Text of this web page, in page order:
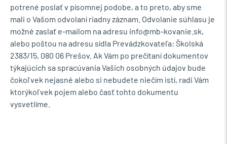
potrené poslať v písomnej podobe, a to preto, aby sme
mali o Vašom odvolaní riadny záznam. Odvolanie súhlasu je
možné zaslať e-mailom na adresu info@mb-kovanie.sk,
alebo poštou na adresu sídla Prevádzkovateľa: Školská
2383/15, 080 06 Prešov. Ak Vám po prečítaní dokumentov
týkajúcich sa spracúvania Vašich osobných údajov bude
čokoľvek nejasné alebo si nebudete niečím istí, radi Vám
ktorýkoľvek pojem alebo časť tohto dokumentu
vysvetlíme.